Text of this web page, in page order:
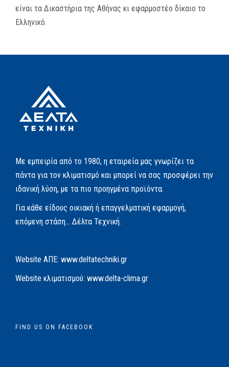
είναι τα Δικαστήρια της Αθήνας κι εφαρμοστέο δίκαιο το
Ελληνικό.
Με εμπειρία από το 1980, η εταιρεία μας γνωρίζει τα
πάντα για τον κλιματισμό και μπορεί να σας προσφέρει την
ιδανική λύση, με τα πιο προηγμένα προϊόντα.
Για κάθε είδους οικιακή ή επαγγελματική εφαρμογή,
επόμενη στάση… Δέλτα Τεχνική.
Website AΠΕ: www.deltatechniki.gr
Website κλιματισμού: www.delta-clima.gr
FIND US ON FACEBOOK